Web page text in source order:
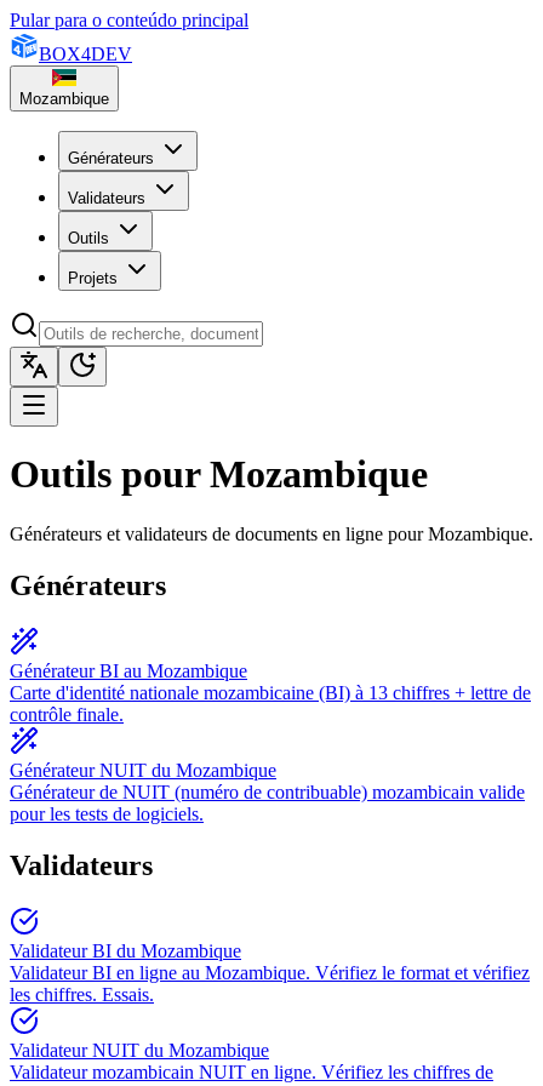
Pular para o conteúdo principal
BOX4DEV
Mozambique
Générateurs
Validateurs
Outils
Projets
Outils pour Mozambique
Générateurs et validateurs de documents en ligne pour Mozambique.
Générateurs
Générateur BI au Mozambique
Carte d'identité nationale mozambicaine (BI) à 13 chiffres + lettre de
contrôle finale.
Générateur NUIT du Mozambique
Générateur de NUIT (numéro de contribuable) mozambicain valide
pour les tests de logiciels.
Validateurs
Validateur BI du Mozambique
Validateur BI en ligne au Mozambique. Vérifiez le format et vérifiez
les chiffres. Essais.
Validateur NUIT du Mozambique
Validateur mozambicain NUIT en ligne. Vérifiez les chiffres de